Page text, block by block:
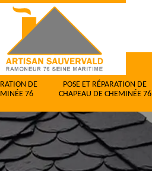
DE
76
POSE ET RÉPARATION DE
CHAPEAU DE CHEMINÉE 76